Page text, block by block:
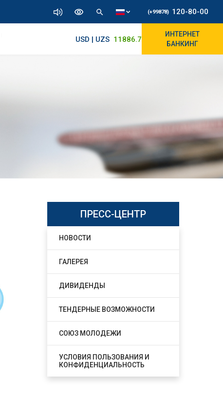
(+99878) 120-80-00
USD | UZS 11886.72 11825/12000
ИНТЕРНЕТ
БАНКИНГ
ПРЕСС-ЦЕНТР
НОВОСТИ
ГАЛЕРЕЯ
ДИВИДЕНДЫ
ТЕНДЕРНЫЕ ВОЗМОЖНОСТИ
СОЮЗ МОЛОДЕЖИ
УСЛОВИЯ ПОЛЬЗОВАНИЯ И
КОНФИДЕНЦИАЛЬНОСТЬ